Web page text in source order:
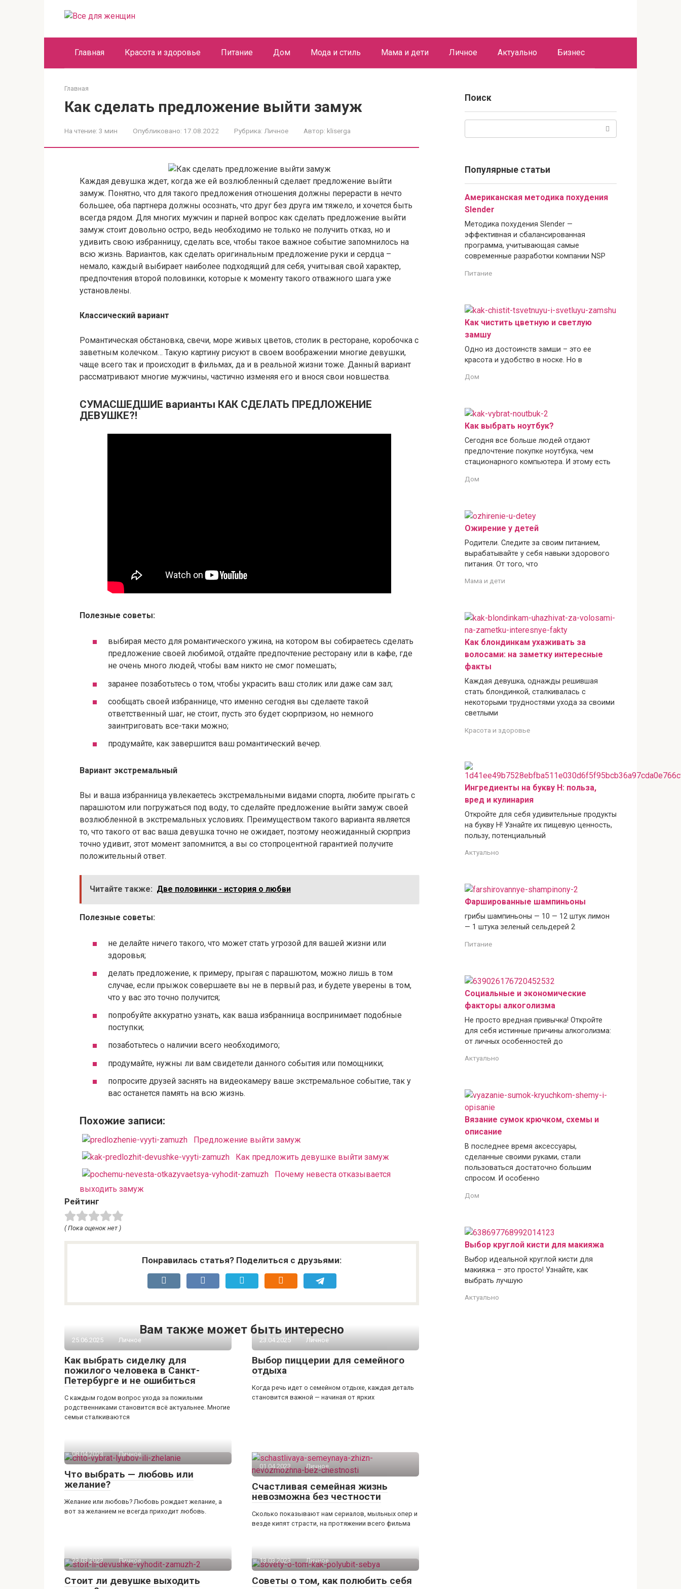
Главная Красота и здоровье Питание Дом Мода и стиль Мама и дети Личное Актуально Бизнес
Главная
Как сделать предложение выйти замуж
На чтение: 3 мин Опубликовано: 17.08.2022 Рубрика: Личное Автор: kliserga
Каждая девушка ждет, когда же ей возлюбленный сделает предложение выйти
замуж. Понятно, что для такого предложения отношения должны перерасти в нечто
большее, оба партнера должны осознать, что друг без друга им тяжело, и хочется быть
всегда рядом. Для многих мужчин и парней вопрос как сделать предложение выйти
замуж стоит довольно остро, ведь необходимо не только не получить отказ, но и
удивить свою избранницу, сделать все, чтобы такое важное событие запомнилось на
всю жизнь. Вариантов, как сделать оригинальным предложение руки и сердца –
немало, каждый выбирает наиболее подходящий для себя, учитывая свой характер,
предпочтения второй половинки, которые к моменту такого отважного шага уже
установлены.
Классический вариант
Романтическая обстановка, свечи, море живых цветов, столик в ресторане, коробочка с
заветным колечком… Такую картину рисуют в своем воображении многие девушки,
чаще всего так и происходит в фильмах, да и в реальной жизни тоже. Данный вариант
рассматривают многие мужчины, частично изменяя его и внося свои новшества.
СУМАСШЕДШИЕ варианты КАК СДЕЛАТЬ ПРЕДЛОЖЕНИЕ
ДЕВУШКЕ?!
Полезные советы:
выбирая место для романтического ужина, на котором вы собираетесь сделать
предложение своей любимой, отдайте предпочтение ресторану или в кафе, где
не очень много людей, чтобы вам никто не смог помешать;
заранее позаботьтесь о том, чтобы украсить ваш столик или даже сам зал;
сообщать своей избраннице, что именно сегодня вы сделаете такой
ответственный шаг, не стоит, пусть это будет сюрпризом, но немного
заинтриговать все-таки можно;
продумайте, как завершится ваш романтический вечер.
Вариант экстремальный
Вы и ваша избранница увлекаетесь экстремальными видами спорта, любите прыгать с
парашютом или погружаться под воду, то сделайте предложение выйти замуж своей
возлюбленной в экстремальных условиях. Преимуществом такого варианта является
то, что такого от вас ваша девушка точно не ожидает, поэтому неожиданный сюрприз
точно удивит, этот момент запомнится, а вы со стопроцентной гарантией получите
положительный ответ.
Читайте также: Две половинки - история о любви
Полезные советы:
не делайте ничего такого, что может стать угрозой для вашей жизни или
здоровья;
делать предложение, к примеру, прыгая с парашютом, можно лишь в том
случае, если прыжок совершаете вы не в первый раз, и будете уверены в том,
что у вас это точно получится;
попробуйте аккуратно узнать, как ваша избранница воспринимает подобные
поступки;
позаботьтесь о наличии всего необходимого;
продумайте, нужны ли вам свидетели данного события или помощники;
попросите друзей заснять на видеокамеру ваше экстремальное событие, так у
вас останется память на всю жизнь.
Похожие записи:
Предложение выйти замуж
Как предложить девушке выйти замуж
Почему невеста отказывается
выходить замуж
Рейтинг
( Пока оценок нет )
Понравилась статья? Поделиться с друзьями:
Вам также может быть интересно
25.06.2025 Личное
Как выбрать сиделку для
пожилого человека в Санкт-
Петербурге и не ошибиться
С каждым годом вопрос ухода за пожилыми
родственниками становится всё актуальнее. Многие
семьи сталкиваются
23.04.2025 Личное
Выбор пиццерии для семейного
отдыха
Когда речь идет о семейном отдыхе, каждая деталь
становится важной — начиная от ярких
08.04.2023 Личное
Что выбрать — любовь или
желание?
Желание или любовь? Любовь рождает желание, а
вот за желанием не всегда приходит любовь.
01.04.2023 Личное
Счастливая семейная жизнь
невозможна без честности
Сколько показывают нам сериалов, мыльных опер и
везде кипят страсти, на протяжении всего фильма
23.03.2023 Личное
Стоит ли девушке выходить
13.03.2023 Личное
Советы о том, как полюбить себя
Поиск
Популярные статьи
Американская методика похудения
Slender
Методика похудения Slender —
эффективная и сбалансированная
программа, учитывающая самые
современные разработки компании NSP
Питание
Как чистить цветную и светлую
замшу
Одно из достоинств замши – это ее
красота и удобство в носке. Но в
Дом
Как выбрать ноутбук?
Сегодня все больше людей отдают
предпочтение покупке ноутбука, чем
стационарного компьютера. И этому есть
Дом
Ожирение у детей
Родители. Следите за своим питанием,
вырабатывайте у себя навыки здорового
питания. От того, что
Мама и дети
Как блондинкам ухаживать за
волосами: на заметку интересные
факты
Каждая девушка, однажды решившая
стать блондинкой, сталкивалась с
некоторыми трудностями ухода за своими
светлыми
Красота и здоровье
Ингредиенты на букву Н: польза,
вред и кулинария
Откройте для себя удивительные продукты
на букву Н! Узнайте их пищевую ценность,
пользу, потенциальный
Актуально
Фаршированные шампиньоны
грибы шампиньоны — 10 — 12 штук лимон
— 1 штука зеленый сельдерей 2
Питание
Социальные и экономические
факторы алкоголизма
Не просто вредная привычка! Откройте
для себя истинные причины алкоголизма:
от личных особенностей до
Актуально
Вязание сумок крючком, схемы и
описание
В последнее время аксессуары,
сделанные своими руками, стали
пользоваться достаточно большим
спросом. И особенно
Дом
Выбор круглой кисти для макияжа
Выбор идеальной круглой кисти для
макияжа – это просто! Узнайте, как
выбрать лучшую
Актуально